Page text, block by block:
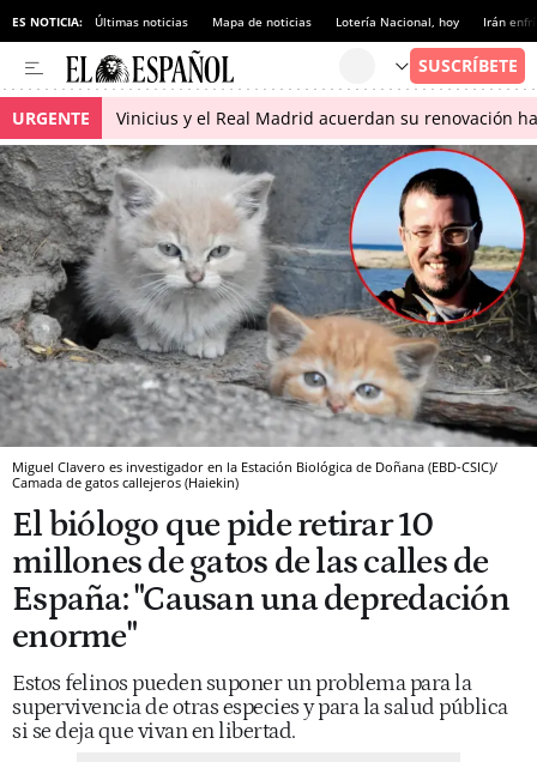
ES NOTICIA: Últimas noticias Mapa de noticias Lotería Nacional, hoy Irán
URGENTE Vinicius y el Real Madrid acuerdan su renovación
Miguel Clavero es investigador en la Estación Biológica de Doñana (EBD-CSIC)/
Camada de gatos callejeros (Haiekin)
El biólogo que pide retirar 10
millones de gatos de las calles de
España: "Causan una depredación
enorme"
Estos felinos pueden suponer un problema para la
supervivencia de otras especies y para la salud pública
si se deja que vivan en libertad.